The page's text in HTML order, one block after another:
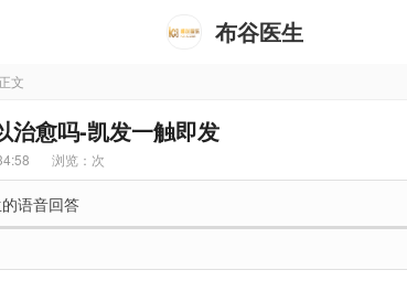
布谷医生
文
治愈吗-凯发一触即发
浏览： 次
语音回答